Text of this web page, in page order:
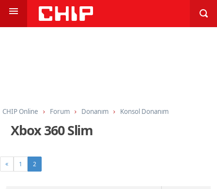
CHIP Online Forum Donanım Konsol Donanım
Xbox 360 Slim
1 2